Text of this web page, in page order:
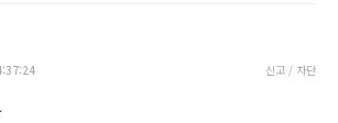
신고 / 차단